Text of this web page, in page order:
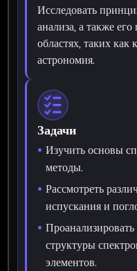
Исследовать
анализа, а также
областях, таких
астрономия.
Задачи
Изучить основы
методы.
Рассмотреть
испускания и
структуры
элементов.